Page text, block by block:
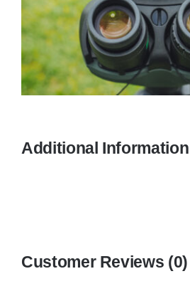
Additional Information
Customer Reviews (0)